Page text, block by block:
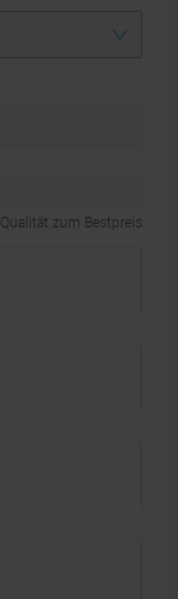
Qualität zum Bestpreis